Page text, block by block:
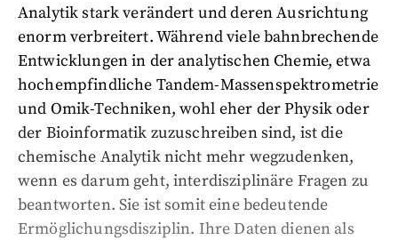
Analytik stark verändert und deren Ausrichtung
enorm verbreitert. Während viele bahnbrechende
Entwicklungen in der analytischen Chemie, etwa
hochempfindliche Tandem-Massenspektrometrie
und Omik-Techniken, wohl eher der Physik oder
der Bioinformatik zuzuschreiben sind, ist die
chemische Analytik nicht mehr wegzudenken,
wenn es darum geht, interdisziplinäre Fragen zu
beantworten. Sie ist somit eine bedeutende
Ermöglichungsdisziplin. Ihre Daten dienen als